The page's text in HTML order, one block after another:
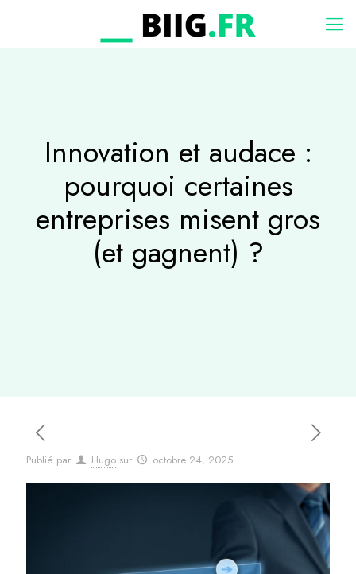
Innovation et audace :
pourquoi certaines
entreprises misent gros
(et gagnent) ?
Publié par Hugo sur octobre 24, 2025